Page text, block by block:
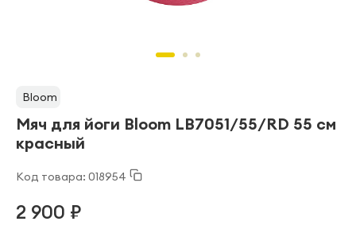
Bloom
Мяч для йоги Bloom LB7051/55/RD 55 см
красный
Код товара: 018954
2 900 ₽